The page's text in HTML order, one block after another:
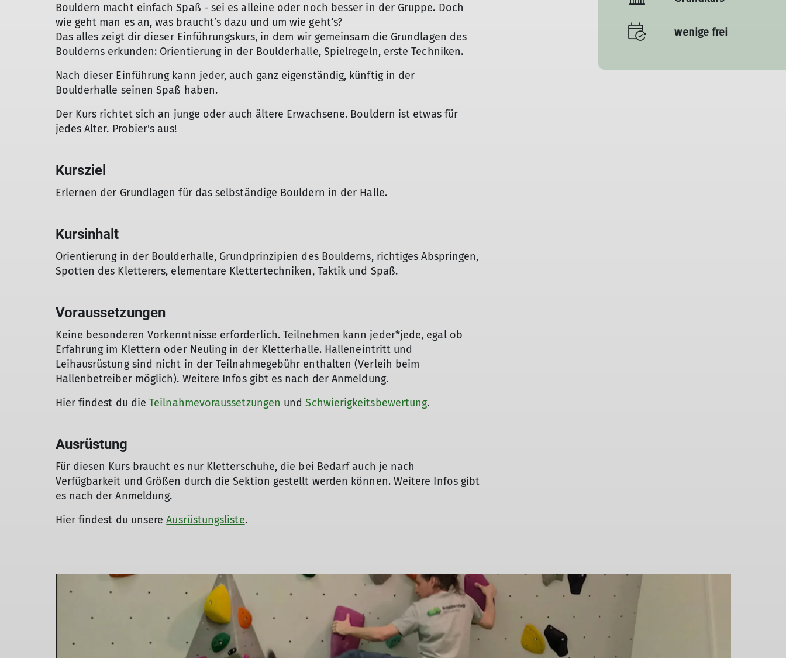
Bouldern macht einfach Spaß - sei es alleine oder noch besser in der Gruppe. Doch
wie geht man es an, was braucht’s dazu und um wie geht‘s?
Das alles zeigt dir dieser Einführungskurs, in dem wir gemeinsam die Grundlagen des
Boulderns erkunden: Orientierung in der Boulderhalle, Spielregeln, erste Techniken.
Nach dieser Einführung kann jeder, auch ganz eigenständig, künftig in der
Boulderhalle seinen Spaß haben.
Der Kurs richtet sich an junge oder auch ältere Erwachsene. Bouldern ist etwas für
jedes Alter. Probier's aus!
Kursziel
Erlernen der Grundlagen für das selbständige Bouldern in der Halle.
Kursinhalt
Orientierung in der Boulderhalle, Grundprinzipien des Boulderns, richtiges Abspringen,
Spotten des Kletterers, elementare Klettertechniken, Taktik und Spaß.
Voraussetzungen
Keine besonderen Vorkenntnisse erforderlich. Teilnehmen kann jeder*jede, egal ob
Erfahrung im Klettern oder Neuling in der Kletterhalle. Halleneintritt und
Leihausrüstung sind nicht in der Teilnahmegebühr enthalten (Verleih beim
Hallenbetreiber möglich). Weitere Infos gibt es nach der Anmeldung.
Hier findest du dieTeilnahmevoraussetzungen undSchwierigkeitsbewertung.
Ausrüstung
Für diesen Kurs braucht es nur Kletterschuhe, die bei Bedarf auch je nach
Verfügbarkeit und Größen durch die Sektion gestellt werden können. Weitere Infos gibt
es nach der Anmeldung.
Hier findest du unsereAusrüstungsliste.
wenige frei